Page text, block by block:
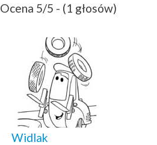
Ocena 5/5 - (1 głosów)
Widlak